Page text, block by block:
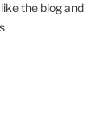
the blog and